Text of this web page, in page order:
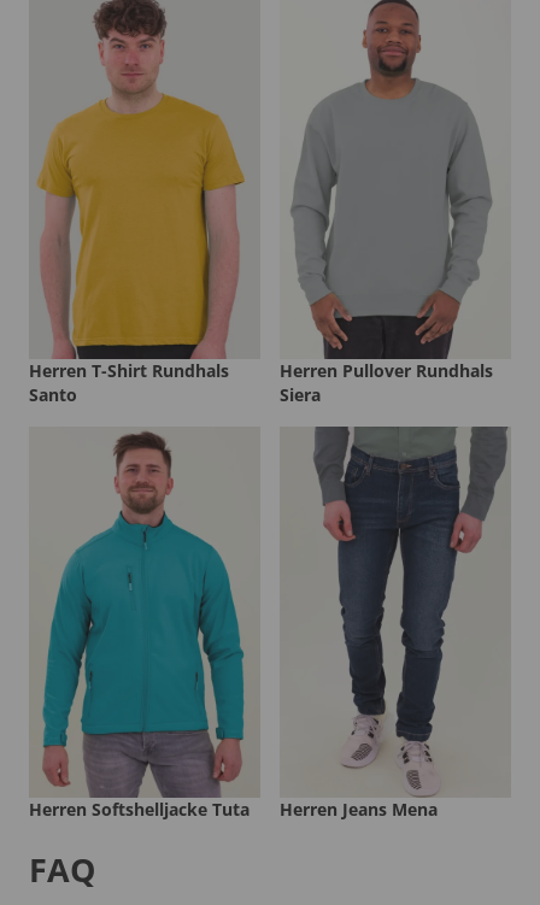
Herren T-Shirt Rundhals
Santo
Herren Pullover Rundhals
Siera
Herren Softshelljacke Tuta Herren Jeans Mena
FAQ